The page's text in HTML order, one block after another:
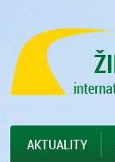
AKTUALITY